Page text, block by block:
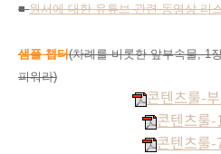
■원서에 대한 유튜브 관련 동영상 리
샘플 챕터(차례를 비롯한 앞부속물, 1
피워라)
콘텐츠룰-
콘텐츠룰
콘텐츠룰